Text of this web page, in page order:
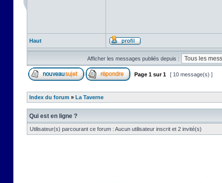
Haut
Afficher les messages publiés depuis :
Page 1 sur1 [ 10 message(s) ]
Index du forum » La Taverne
Qui est en ligne ?
Utilisateur(s) parcourant ce forum : Aucun utilisateur inscrit et 2 invité(s)